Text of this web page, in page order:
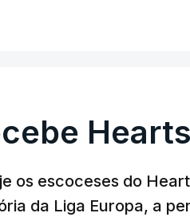
Hearts
os escoceses do
da Liga Europa, a